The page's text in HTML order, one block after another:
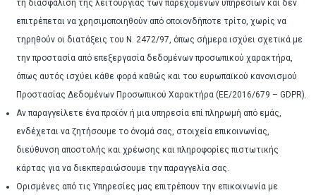
τη διασφάλιση της λειτουργίας των παρεχόμενων υπηρεσιών και δεν
επιτρέπεται να χρησιμοποιηθούν από οποιονδήποτε τρίτο, χωρίς να
τηρηθούν οι διατάξεις του Ν. 2472/97, όπως σήμερα ισχύει σχετικά με
την προστασία από επεξεργασία δεδομένων προσωπικού χαρακτήρα,
όπως αυτός ισχύει κάθε φορά καθώς και του ευρωπαϊκού κανονισμού
Προστασίας Δεδομένων Προσωπικού Χαρακτήρα (EE/2016/679 – GDPR).
Αν παραγγείλετε ένα προϊόν ή μια υπηρεσία επί πληρωμή από εμάς,
ενδέχεται να ζητήσουμε το όνομά σας, στοιχεία επικοινωνίας,
διεύθυνση αποστολής και χρέωσης και πληροφορίες πιστωτικής
κάρτας για να διεκπεραιώσουμε την παραγγελία σας.
Ορισμένες από τις Υπηρεσίες μας επιτρέπουν την επικοινωνία με